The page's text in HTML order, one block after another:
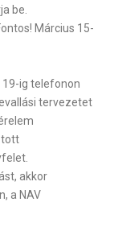
be.
Március 15-
19-ig telefonon
tervezetet
akkor
a NAV